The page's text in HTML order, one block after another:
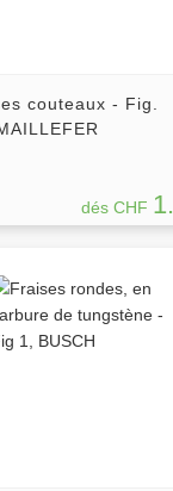
couteaux - Fig.
dés CHF